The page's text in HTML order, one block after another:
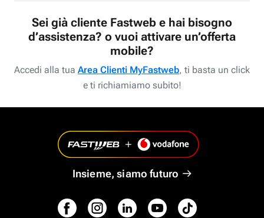
Sei già cliente Fastweb e hai bisogno
d’assistenza? o vuoi attivare un’offerta
mobile?
Accedi alla tua Area Clienti MyFastweb, ti basta un click
e ti richiamiamo subito!
Insieme, siamo futuro